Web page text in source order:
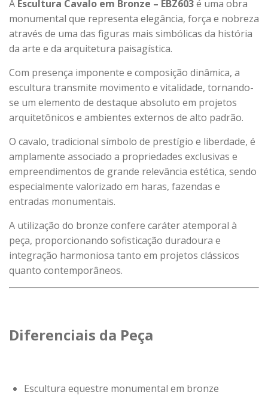
A Escultura Cavalo em Bronze – EBZ603é uma obra
monumental que representa elegância, força e nobreza
através de uma das figuras mais simbólicas da história
da arte e da arquitetura paisagística.
Com presença imponente e composição dinâmica, a
escultura transmite movimento e vitalidade, tornando-
se um elemento de destaque absoluto em projetos
arquitetônicos e ambientes externos de alto padrão.
O cavalo, tradicional símbolo de prestígio e liberdade, é
amplamente associado a propriedades exclusivas e
empreendimentos de grande relevância estética, sendo
especialmente valorizado em haras, fazendas e
entradas monumentais.
A utilização do bronze confere caráter atemporal à
peça, proporcionando sofisticação duradoura e
integração harmoniosa tanto em projetos clássicos
quanto contemporâneos.
Diferenciais da Peça
Escultura equestre monumental em bronze